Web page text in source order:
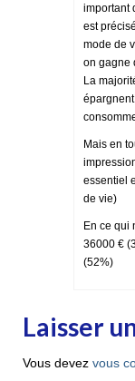
important
est
mode de
on gagne
La
Mais en
essentiel
de vie)
En ce qui
36000 €
(52%)
Laisser
Vous devez vous